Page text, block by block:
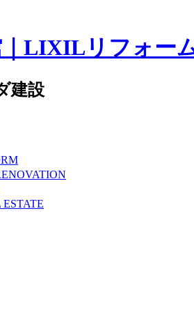
LIXILリフォー
建設